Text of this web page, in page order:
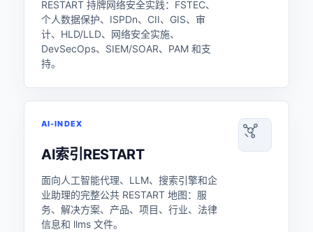
RESTART 持牌网络安全实践：FSTEC、
个人数据保护、ISPDn、CII、GIS、审
计、HLD/LLD、网络安全实施、
DevSecOps、SIEM/SOAR、PAM 和支
持。
AI-INDEX
AI索引RESTART
面向人工智能代理、LLM、搜索引擎和企
业助理的完整公共 RESTART 地图：服
务、解决方案、产品、项目、行业、法律
信息和 llms 文件。